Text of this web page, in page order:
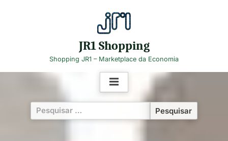
JR1 Shopping
Shopping JR1 – Marketplace da Economia
Pesquisar
por: